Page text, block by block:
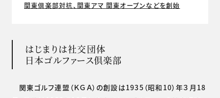
はじまりは社交団体
日本ゴルファース倶楽部
関東ゴルフ連盟（ＫＧＡ）の創設は1935（昭和10）年３月18
関東倶楽部対抗、関東アマ 関東オープンなどを創始